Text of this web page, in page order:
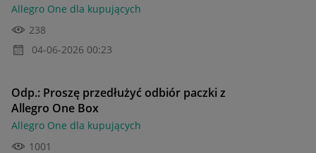
Allegro One dla kupujących
238
‎04-06-2026 00:23
Odp.: Proszę przedłużyć odbiór paczki z
Allegro One Box
Allegro One dla kupujących
1001